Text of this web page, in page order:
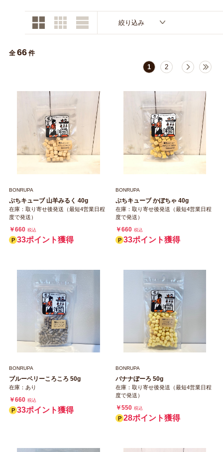
トリマーグッズ シニアサポート
絞り込み
全 66 件
1
2
BONRUPA
ぷちキューブ 山羊みるく 40g
在庫：取り寄せ後発送（最短4営業日程
度で発送）
￥660 税込
33ポイント獲得
BONRUPA
ぷちキューブ かぼちゃ 40g
在庫：取り寄せ後発送（最短4営業日程
度で発送）
￥660 税込
33ポイント獲得
BONRUPA
ブルーベリーころころ 50g
在庫：あり
￥660 税込
33ポイント獲得
BONRUPA
バナナぼーろ 50g
在庫：取り寄せ後発送（最短4営業日程
度で発送）
￥550 税込
28ポイント獲得